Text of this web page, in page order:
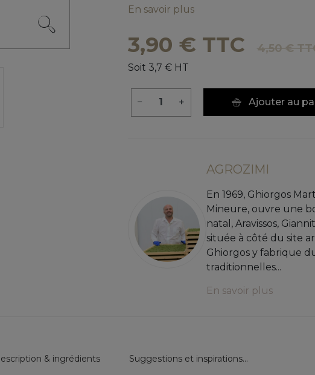
En savoir plus
3,90 € TTC 4,50 €
Soit 3,7 € HT
− + Ajouter au
AGROZIMI
En 1969, Ghiorgos
Mineure, ouvre une
natal, Aravissos,
située à côté du site
Ghiorgos y fabrique
traditionnelles...
En savoir plus
& ingrédients Suggestions et inspirations...